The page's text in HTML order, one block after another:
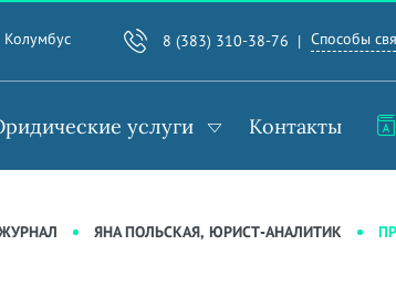
Колумбус 8 (383) 310-38-76 Способы
услуги Контакты
ЯНА ПОЛЬСКАЯ, ЮРИСТ-АНАЛИТИК